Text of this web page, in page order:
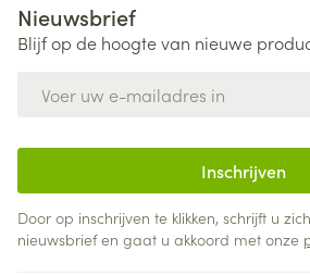
Nieuwsbrief
Blijf op de hoogte van nieuwe
Inschrijven
Door op inschrijven te klikken, schrijft u
nieuwsbrief en gaat u akkoord met onze